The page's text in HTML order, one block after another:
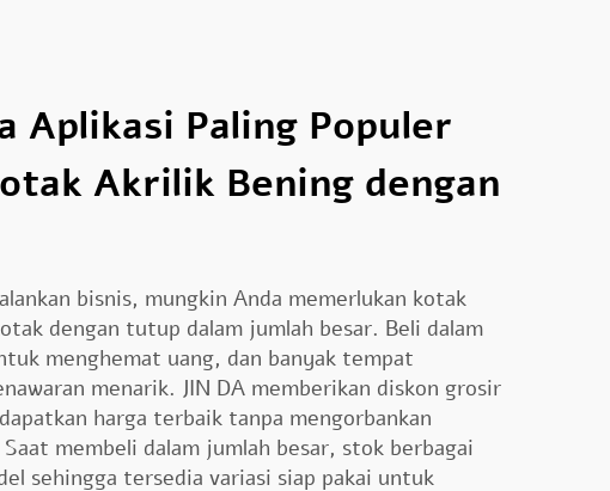
Aplikasi Paling Populer
Akrilik Bening dengan
bisnis, mungkin Anda memerlukan kotak
dengan tutup dalam jumlah besar. Beli dalam
menghemat uang, dan banyak tempat
menarik. JIN DA memberikan diskon grosir
harga terbaik tanpa mengorbankan
membeli dalam jumlah besar, stok berbagai
sehingga tersedia variasi siap pakai untuk